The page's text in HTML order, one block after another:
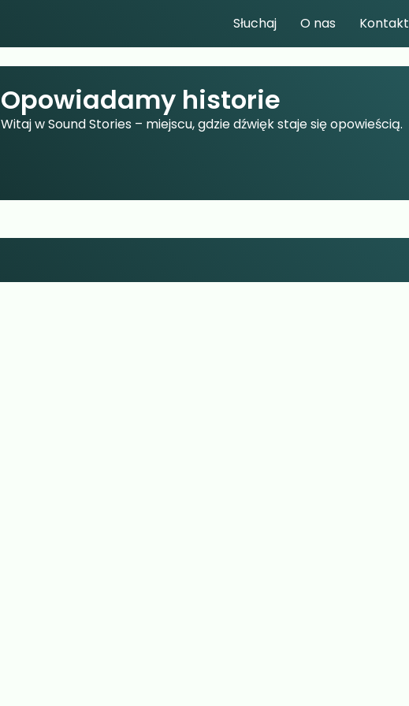
Słuchaj O nas Kontakt
Opowiadamy historie
Witaj w Sound Stories – miejscu, gdzie dźwięk staje się opowieścią.